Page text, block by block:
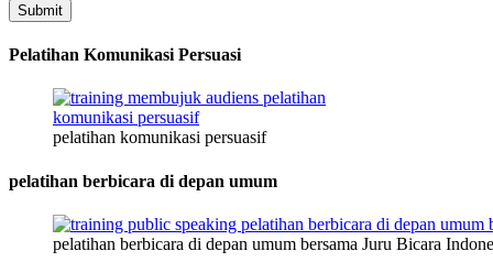
Submit
Pelatihan Komunikasi Persuasi
pelatihan komunikasi persuasif
pelatihan berbicara di depan umum
pelatihan berbicara di depan umum bersama Juru Bicara